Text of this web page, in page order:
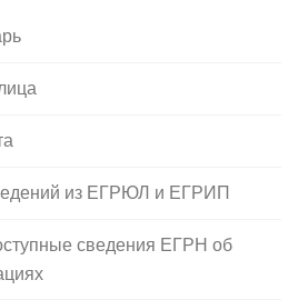
из ЕГРЮЛ и ЕГРИП
сведения ЕГРН об